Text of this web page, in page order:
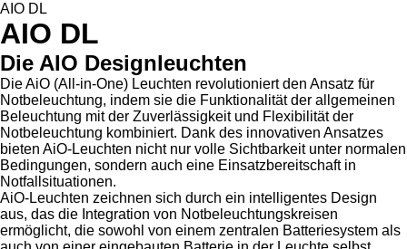
AIO DL
AIO DL
Die AIO Designleuchten
Die AiO (All-in-One) Leuchten revolutioniert den Ansatz für
Notbeleuchtung, indem sie die Funktionalität der allgemeinen
Beleuchtung mit der Zuverlässigkeit und Flexibilität der
Notbeleuchtung kombiniert. Dank des innovativen Ansatzes
bieten AiO-Leuchten nicht nur volle Sichtbarkeit unter normalen
Bedingungen, sondern auch eine Einsatzbereitschaft in
Notfallsituationen.
AiO-Leuchten zeichnen sich durch ein intelligentes Design
aus, das die Integration von Notbeleuchtungskreisen
ermöglicht, die sowohl von einem zentralen Batteriesystem als